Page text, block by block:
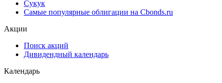
Сукук
Самые популярные облигации на Cbonds.ru
Акции
Поиск акций
Дивидендный календарь
Календарь